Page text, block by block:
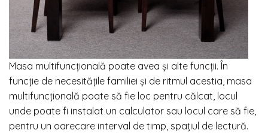
Masa multifuncțională poate avea și alte funcții. În
funcție de necesitățile familiei și de ritmul acestia, masa
multifuncțională poate să fie loc pentru călcat, locul
unde poate fi instalat un calculator sau locul care să fie,
pentru un oarecare interval de timp, spațiul de lectură.